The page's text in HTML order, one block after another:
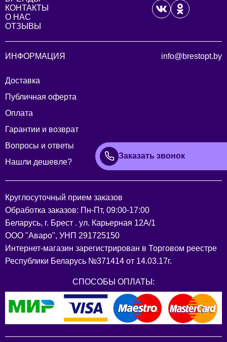
КОНТАКТЫ
О НАС
ОТЗЫВЫ
ИНФОРМАЦИЯ
Доставка
Публичная оферта
Оплата
Гарантии и возврат
Вопросы и ответы
Нашли дешевле?
info@brestopt.by
Заказать звонок
Круглосуточный прием заказов
Обработка заказов: Пн-Пт, 09:00-17:00
Беларусь, г. Брест . ул. Карьерная 12А/1
ООО "Аваро", УНП 291725150
Интернет-магазин зарегистрирован в Торговом реестре
Республики Беларусь №371414 от 14.03.17г.
СПОСОБЫ ОПЛАТЫ: